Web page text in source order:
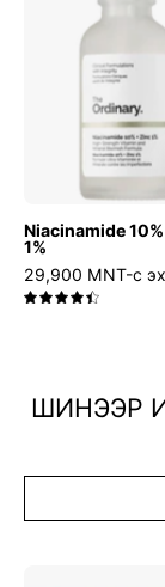
Niacinamide
1%
29,900 MNT-с
ШИНЭЭР